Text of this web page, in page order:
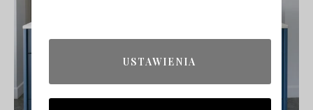
USTAWIENIA